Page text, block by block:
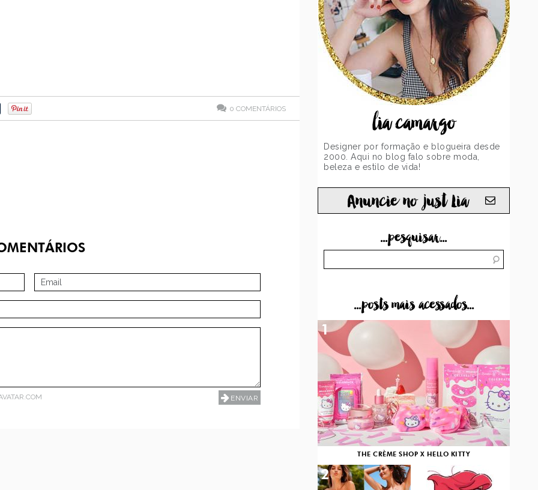
0 COMENTÁRIOS
lia camargo
Designer por formação e blogueira desde
2000. Aqui no blog falo sobre moda,
beleza e estilo de vida!
Anuncie no just Lia
...pesquisar...
...posts mais acessados...
THE CRÈME SHOP X HELLO KITTY
1
2 3